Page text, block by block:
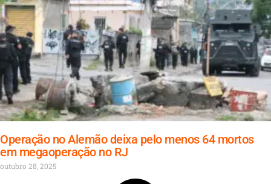
Operação no Alemão deixa pelo menos 64 mortos
em megaoperação no RJ
outubro 28, 2025